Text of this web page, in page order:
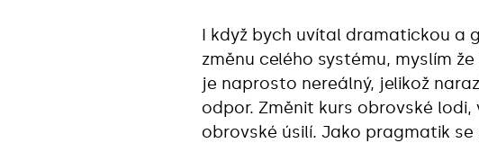
I když bych uvítal dramatickou a
změnu celého systému, myslím
je naprosto nereálný, jelikož
odpor. Změnit kurs obrovské lodi,
obrovské úsilí. Jako pragmatik